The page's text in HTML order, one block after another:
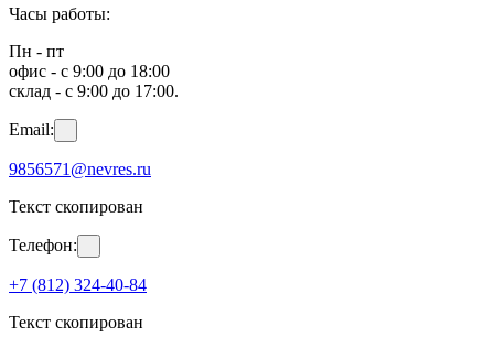
Часы работы:
Пн - пт
офис - с 9:00 до 18:00
склад - с 9:00 до 17:00.
Email:
9856571@nevres.ru
Текст скопирован
Телефон:
+7 (812) 324-40-84
Текст скопирован